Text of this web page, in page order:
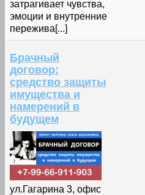
затрагивает чувства,
эмоции и внутренние
пережива[...]
Брачный
договор:
средство защиты
имущества и
намерений в
будущем
ул.Гагарина 3, офис